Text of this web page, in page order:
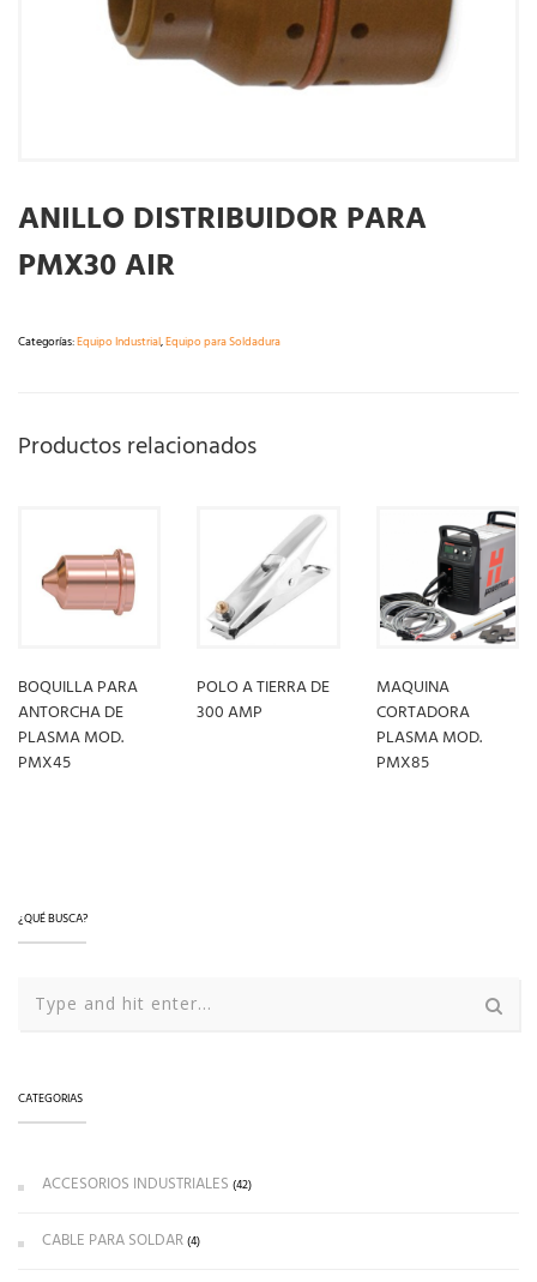
ANILLO DISTRIBUIDOR PARA
PMX30 AIR
Categorías:Equipo Industrial,Equipo para Soldadura
Productos relacionados
BOQUILLA PARA
ANTORCHA DE
PLASMA MOD.
PMX45
POLO A TIERRA DE
300 AMP
MAQUINA
CORTADORA
PLASMA MOD.
PMX85
¿QUÉ BUSCA?
CATEGORIAS
ACCESORIOS INDUSTRIALES (42)
CABLE PARA SOLDAR(4)